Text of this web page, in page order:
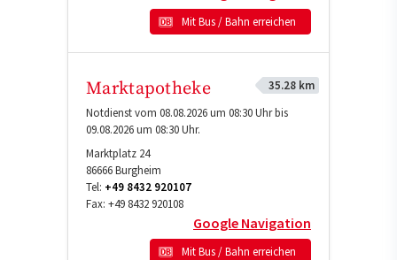
Mit Bus / Bahn erreichen
Marktapotheke
35.28 km
Notdienst vom 08.08.2026 um 08:30 Uhr bis
09.08.2026 um 08:30 Uhr.
Marktplatz 24
86666Burgheim
Tel: +49 8432 920107
Fax: +49 8432 920108
Google Navigation
Mit Bus / Bahn erreichen